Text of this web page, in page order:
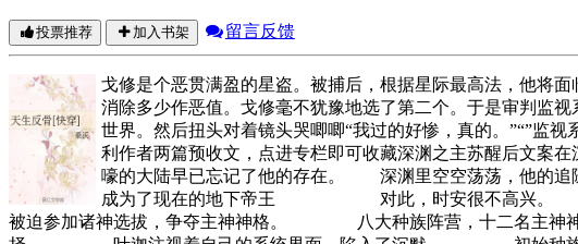
投票推荐 加入书架 留言反馈
戈修是个恶贯满盈的星盗。被捕后，根据星际最高法，他将
消除多少作恶值。戈修毫不犹豫地选了第二个。于是审判监
世界。然后扭头对着镜头哭唧唧“我过的好惨，真的。”“”监
利作者两篇预收文，点进专栏即可收藏深渊之主苏醒后文
嚎的大陆早已忘记了他的存在。 深渊里空空荡荡，他
成为了现在的地下帝王 对此，时安很不高兴。 于是
被迫参加诸神选拔，争夺主神神格。 八大种族阵营，十二名主神